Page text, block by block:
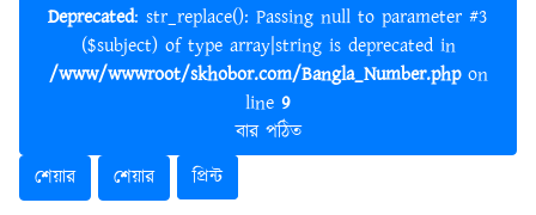
Deprecated: str_replace(): Passing null to parameter #3
($subject) of type array|string is deprecated in
/www/wwwroot/skhobor.com/Bangla_Number.phpon
line 9
বার পঠিত
শেয়ার
শেয়ার প্রিন্ট